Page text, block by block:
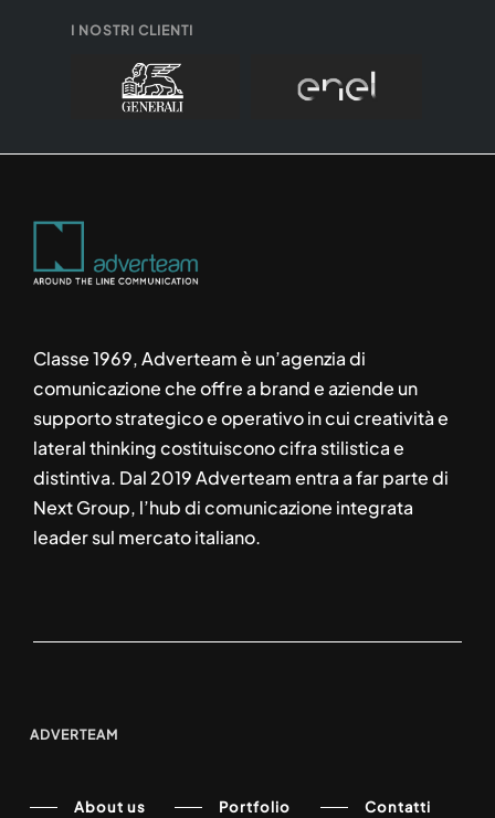
I NOSTRI CLIENTI
Classe 1969, Adverteam è un’agenzia di
comunicazione che offre a brand e aziende un
supporto strategico e operativo in cui creatività e
lateral thinking costituiscono cifra stilistica e
distintiva. Dal 2019 Adverteam entra a far parte di
Next Group, l’hub di comunicazione integrata
leader sul mercato italiano.
ADVERTEAM
About us Portfolio Contatti